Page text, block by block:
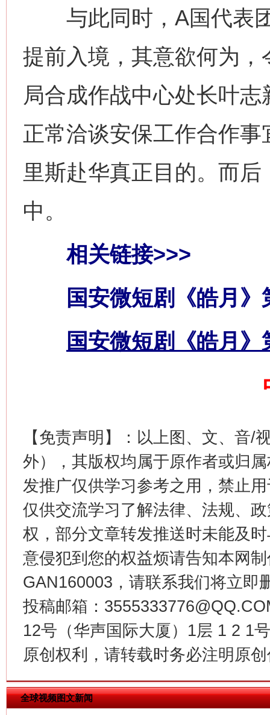
与此同时，A国代表团
提前入境，其意欲何为
局合成作战中心处长叶
正常洽谈安保工作合作
里斯赴华真正目的。而
中。
相关链接>>>
国安微短剧《皓月》
国安微短剧《皓月》
【免责声明】：以上图、文、音/
外），其版权均属于原作者或归
发推广仅供学习参考之用，禁止
仅供交流学习了解法律、法规、
权，部分文章转发推送时未能及
意侵犯到您的权益烦请告知本网
GAN160003，请联系我们将立即
投稿邮箱：
12号（华声国际大厦）1层 1 2 1
原创权利，请转载时务必注明原
全球视频图文新闻
网上购药对药下症？
习近平的博鳌关键词
魏明亮
“刷贴”乱象丛生
生